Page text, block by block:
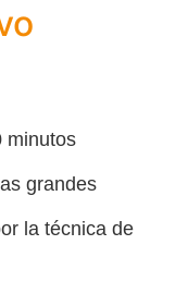
minutos
grandes
la técnica de